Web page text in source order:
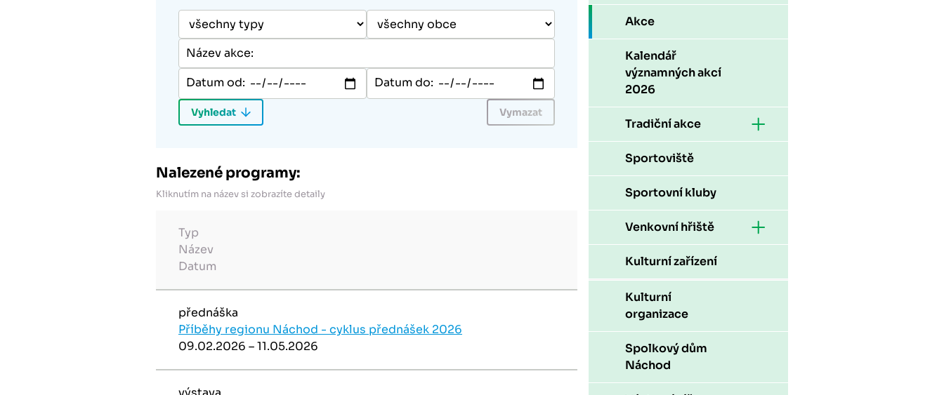
Datum od: Datum do:
Nalezené programy:
Kliknutím na název si zobrazíte detaily
Typ
Název
Datum
přednáška
Příběhy regionu Náchod - cyklus přednášek 2026
09.02.2026 – 11.05.2026
Akce
Kalendář
významných akcí
2026
Tradiční akce
Sportoviště
Sportovní kluby
Venkovní hřiště
Kulturní zařízení
Kulturní
organizace
Spolkový dům
Náchod